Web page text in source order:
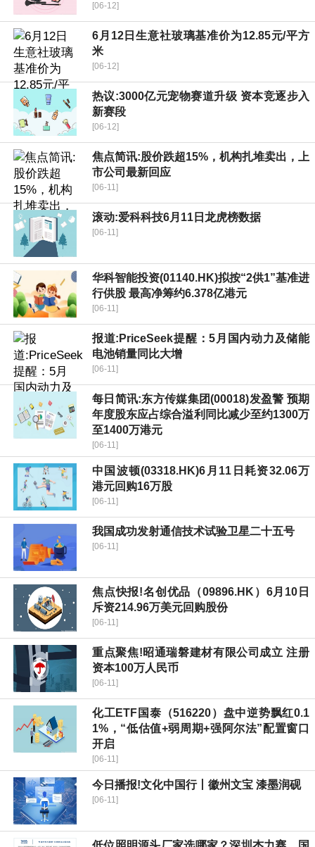
[06-12]
6月12日生意社玻璃基准价为12.85元/平方
米
[06-12]
热议:3000亿元宠物赛道升级 资本竞逐步入
新赛段
[06-12]
焦点简讯:股价跌超15%，机构扎堆卖出，上
市公司最新回应
[06-11]
滚动:爱科科技6月11日龙虎榜数据
[06-11]
华科智能投资(01140.HK)拟按“2供1”基准进
行供股 最高净筹约6.378亿港元
[06-11]
报道:PriceSeek提醒：5月国内动力及储能
电池销量同比大增
[06-11]
每日简讯:东方传媒集团(00018)发盈警 预期
年度股东应占综合溢利同比减少至约1300万
至1400万港元
[06-11]
中国波顿(03318.HK)6月11日耗资32.06万
港元回购16万股
[06-11]
我国成功发射通信技术试验卫星二十五号
[06-11]
焦点快报!名创优品（09896.HK）6月10日
斥资214.96万美元回购股份
[06-11]
重点聚焦!昭通瑞磐建材有限公司成立 注册
资本100万人民币
[06-11]
化工ETF国泰（516220）盘中逆势飘红0.1
1%，“低估值+弱周期+强阿尔法”配置窗口
开启
[06-11]
今日播报!文化中国行丨徽州文宝 漆墨润砚
[06-11]